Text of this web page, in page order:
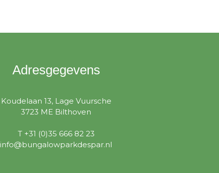
Adresgegevens
Koudelaan 13, Lage Vuursche
3723 ME Bilthoven
T +31 (0)35 666 82 23
info@bungalowparkdespar.nl